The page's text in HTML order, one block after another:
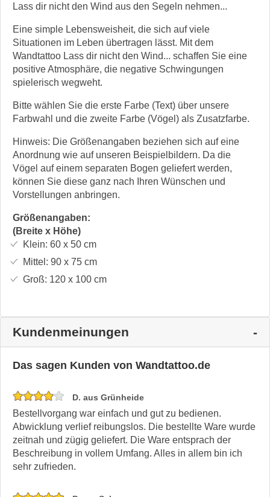
Lass dir nicht den Wind aus den Segeln nehmen...
Eine simple Lebensweisheit, die sich auf viele
Situationen im Leben übertragen lässt. Mit dem
Wandtattoo Lass dir nicht den Wind... schaffen Sie eine
positive Atmosphäre, die negative Schwingungen
spielerisch wegweht.
Bitte wählen Sie die erste Farbe (Text) über unsere
Farbwahl und die zweite Farbe (Vögel) als Zusatzfarbe.
Hinweis: Die Größenangaben beziehen sich auf eine
Anordnung wie auf unseren Beispielbildern. Da die
Vögel auf einem separaten Bogen geliefert werden,
können Sie diese ganz nach Ihren Wünschen und
Vorstellungen anbringen.
Größenangaben:
(Breite x Höhe)
Klein: 60 x 50cm
Mittel: 90 x 75cm
Groß: 120 x 100cm
Kundenmeinungen
Das sagen Kunden von Wandtattoo.de
D. aus Grünheide
Bestellvorgang war einfach und gut zu bedienen.
Abwicklung verlief reibungslos. Die bestellte Ware wurde
zeitnah und zügig geliefert. Die Ware entsprach der
Beschreibung in vollem Umfang. Alles in allem bin ich
sehr zufrieden.